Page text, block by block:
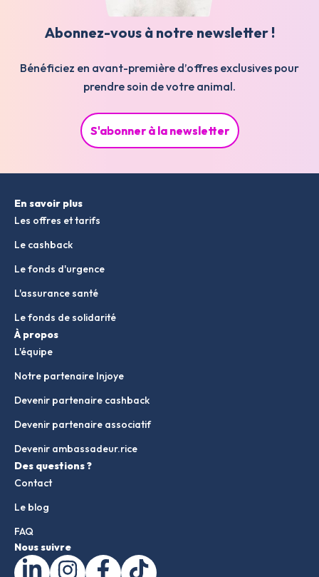
Abonnez-vous à notre newsletter !
Bénéficiez en avant-première d’offres exclusives pour
prendre soin de votre animal.
S'abonner à la newsletter
En savoir plus
Les offres et tarifs
Le cashback
Le fonds d'urgence
L'assurance santé
Le fonds de solidarité
À propos
L'équipe
Notre partenaire Injoye
Devenir partenaire cashback
Devenir partenaire associatif
Devenir ambassadeur.rice
Des questions ?
Contact
Le blog
FAQ
Nous suivre